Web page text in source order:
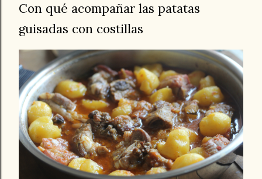
Con qué acompañar las patatas
guisadas con costillas